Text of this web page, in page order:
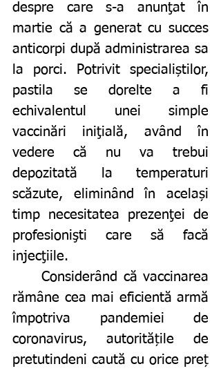
despre care s-a anunţat în
martie că a generat cu succes
anticorpi după administrarea sa
pastila se dorelte a fi
echivalentul unei simple
vaccinări iniţială, având în
vedere că nu va trebui
depozitată la temperaturi
scăzute, eliminând în același
timp necesitatea prezenţei de
profesionişti care să facă
injecţiile.
Considerând că vaccinarea
rămâne cea mai eficientă armă
împotriva pandemiei de
coronavirus, autoritățile de
pretutindeni caută cu orice preț